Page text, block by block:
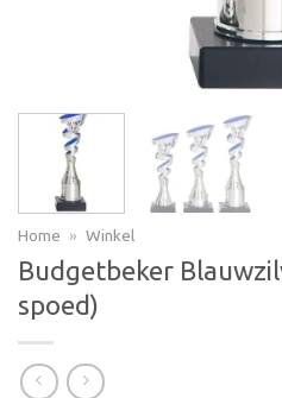
Home » Winkel
Budgetbeker
spoed)